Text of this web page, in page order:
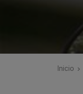
Inicio